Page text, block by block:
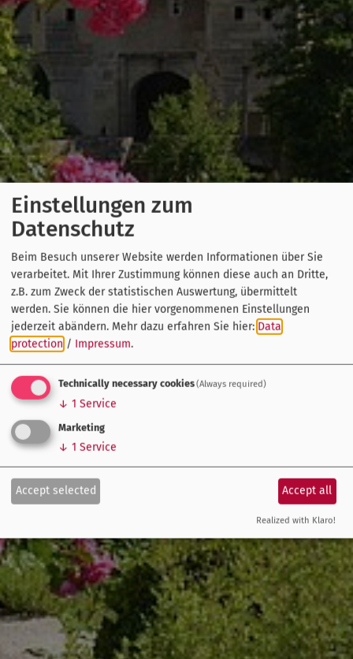
Einstellungen zum
Datenschutz
Beim Besuch unserer Website werden Informationen über Sie
verarbeitet. Mit Ihrer Zustimmung können diese auch an Dritte,
z.B. zum Zweck der statistischen Auswertung, übermittelt
werden. Sie können die hier vorgenommenen Einstellungen
jederzeit abändern. Mehr dazu erfahren Sie hier: Data
protection / Impressum.
Technically necessary cookies(Always required)
↓ 1 Service
Marketing
↓ 1 Service
Accept selected Accept all
Realized with Klaro!